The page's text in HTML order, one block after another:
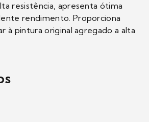
resistência, apresenta ótima
rendimento. Proporciona
à pintura original agregado a alta